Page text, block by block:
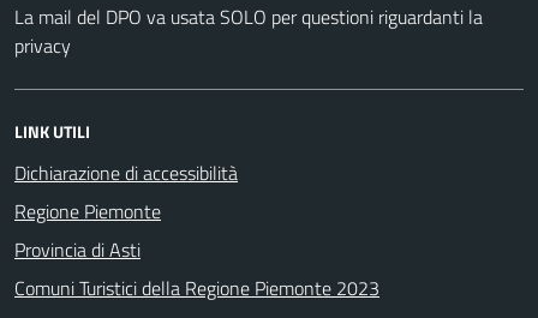
La mail del DPO va usata SOLO per questioni riguardanti la
privacy
LINK UTILI
Dichiarazione di accessibilità
Regione Piemonte
Provincia di Asti
Comuni Turistici della Regione Piemonte 2023